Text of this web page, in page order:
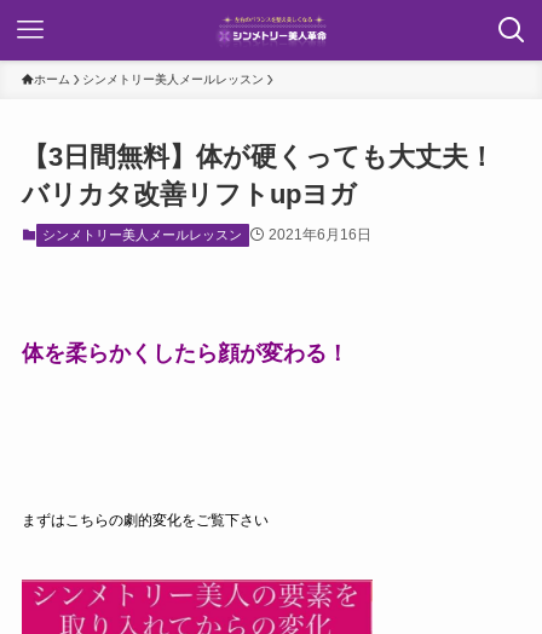
ホーム シンメトリー美人メールレッスン
【3日間無料】体が硬くっても大丈夫！
バリカタ改善リフトupヨガ
シンメトリー美人メールレッスン 2021年6月16日
体を柔らかくしたら顔が変わる！
まずはこちらの劇的変化をご覧下さい